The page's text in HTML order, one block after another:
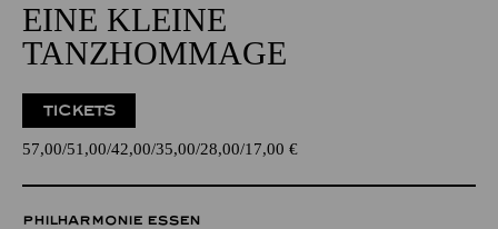
EINE KLEINE
TANZHOMMAGE
TICKETS
57,00 51,00 42,00 35,00 28,00 17,00 €
PHILHARMONIE ESSEN